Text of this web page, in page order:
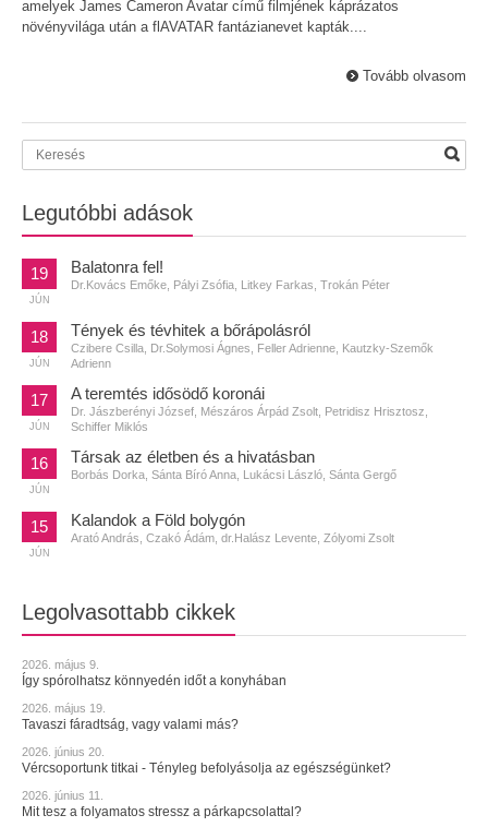
amelyek James Cameron Avatar című filmjének káprázatos
növényvilága után a flAVATAR fantázianevet kapták....
Tovább olvasom
Legutóbbi adások
19
JÚN
Balatonra fel!
Dr.Kovács Emőke, Pályi Zsófia, Litkey Farkas, Trokán Péter
18
JÚN
Tények és tévhitek a bőrápolásról
Czibere Csilla, Dr.Solymosi Ágnes, Feller Adrienne, Kautzky-Szemők
Adrienn
17
JÚN
A teremtés idősödő koronái
Dr. Jászberényi József, Mészáros Árpád Zsolt, Petridisz Hrisztosz,
Schiffer Miklós
16
JÚN
Társak az életben és a hivatásban
Borbás Dorka, Sánta Bíró Anna, Lukácsi László, Sánta Gergő
15
JÚN
Kalandok a Föld bolygón
Arató András, Czakó Ádám, dr.Halász Levente, Zólyomi Zsolt
Legolvasottabb cikkek
2026. május 9.
Így spórolhatsz könnyedén időt a konyhában
2026. május 19.
Tavaszi fáradtság, vagy valami más?
2026. június 20.
Vércsoportunk titkai - Tényleg befolyásolja az egészségünket?
2026. június 11.
Mit tesz a folyamatos stressz a párkapcsolattal?